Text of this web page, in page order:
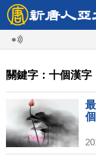
關鍵字：十個漢字